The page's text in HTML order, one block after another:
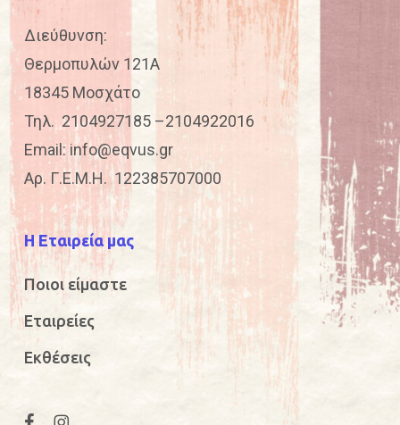
Διεύθυνση:
Θερμοπυλών 121Α
18345 Μοσχάτο
Τηλ. 2104927185–2104922016
Email: info@eqvus.gr
Αρ. Γ.Ε.Μ.Η. 122385707000
Η Εταιρεία μας
Ποιοι είμαστε
Εταιρείες
Εκθέσεις